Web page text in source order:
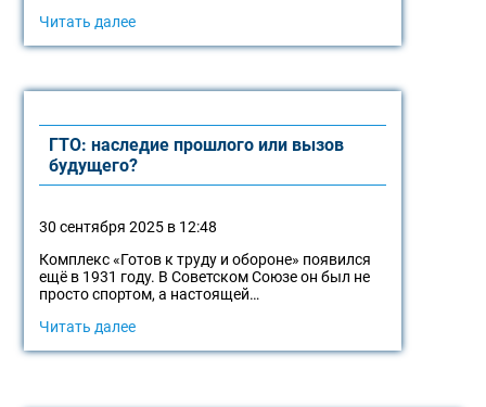
Читать далее
ГТО: наследие прошлого или вызов
будущего?
30 сентября 2025 в 12:48
Комплекс «Готов к труду и обороне» появился
ещё в 1931 году. В Советском Союзе он был не
просто спортом, а настоящей…
Читать далее